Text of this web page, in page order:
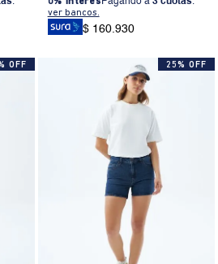
ver bancos.
$ 160.930
OFF 25% OFF